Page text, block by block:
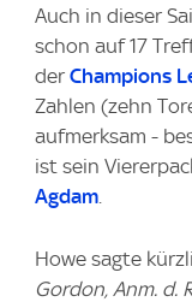
Auch in dieser
schon auf 17
der Champions
Zahlen (zehn
aufmerksam -
ist sein
Agdam.
Howe sagte
Gordon, Anm. d.